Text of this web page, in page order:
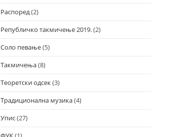
Распоред(2)
Републичко такмичење 2019.(2)
Соло певање(5)
Такмичења(8)
Теоретски одсек(3)
Традиционална музика(4)
Упис(27)